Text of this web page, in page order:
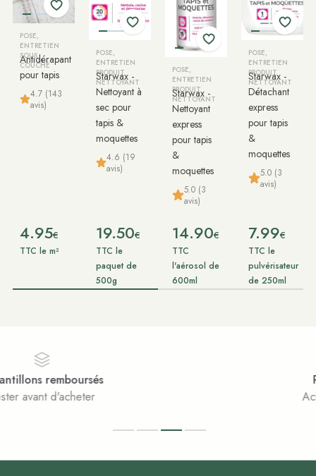
POSE,
ENTRETIEN
SOUS
COUCHE
Antidérapant
pour tapis
4.7 (143
avis)
4.95€
TTC le m²
POSE,
ENTRETIEN
PRODUIT
NETTOYANT
Starwax -
Nettoyant à
sec pour
tapis &
moquettes
4.6 (19
avis)
19.50€
TTC le
paquet de
500g
POSE,
ENTRETIEN
PRODUIT
NETTOYANT
Starwax -
Nettoyant
express
pour tapis
&
moquettes
5.0 (3
avis)
14.90€
TTC
l'aérosol de
600ml
POSE,
ENTRETIEN
PRODUIT
NETTOYANT
Starwax -
Détachant
express
pour tapis
&
moquettes
5.0 (3
avis)
7.99€
TTC le
pulvérisateur
de 250ml